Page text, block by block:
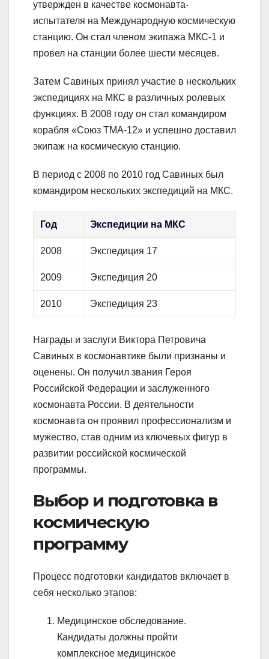
утвержден в качестве космонавта-
испытателя на Международную космическую
станцию. Он стал членом экипажа МКС-1 и
провел на станции более шести месяцев.
Затем Савиных принял участие в нескольких
экспедициях на МКС в различных ролевых
функциях. В 2008 году он стал командиром
корабля «Союз ТМА-12» и успешно доставил
экипаж на космическую станцию.
В период с 2008 по 2010 год Савиных был
командиром нескольких экспедиций на МКС.
Год Экспедиции на МКС
2008 Экспедиция 17
2009 Экспедиция 20
2010 Экспедиция 23
Награды и заслуги Виктора Петровича
Савиных в космонавтике были признаны и
оценены. Он получил звания Героя
Российской Федерации и заслуженного
космонавта России. В деятельности
космонавта он проявил профессионализм и
мужество, став одним из ключевых фигур в
развитии российской космической
программы.
Выбор и подготовка в
космическую
программу
Процесс подготовки кандидатов включает в
себя несколько этапов:
Медицинское обследование.
Кандидаты должны пройти
комплексное медицинское